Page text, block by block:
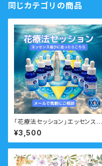
同じカテゴリの商品
「花療法セッション」エッセンス選
びに迷ったらこちらのメニュー
メール
¥3,500